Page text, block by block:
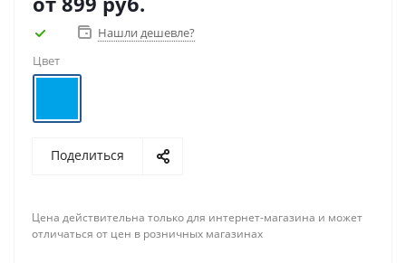
Нашли дешевле?
Цвет
Поделиться
Цена действительна только для интернет-магазина и может
отличаться от цен в розничных магазинах